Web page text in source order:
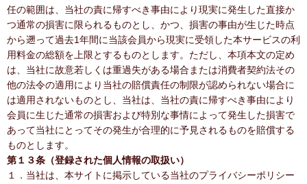
任の範囲は、当社の責に帰すべき事由により現実に発生した直接か
つ通常の損害に限られるものとし、かつ、損害の事由が生じた時点
から遡って過去1年間に当該会員から現実に受領した本サービスの利
用料金の総額を上限とするものとします。ただし、本項本文の定め
は、当社に故意若しくは重過失がある場合または消費者契約法その
他の法令の適用により当社の賠償責任の制限が認められない場合に
は適用されないものとし、当社は、当社の責に帰すべき事由により
会員に生じた通常の損害および特別な事情によって発生した損害で
あって当社にとってその発生が合理的に予見されるものを賠償する
ものとします。
第１３条（登録された個人情報の取扱い）
１．当社は、本サイトに掲示している当社のプライバシーポリシー